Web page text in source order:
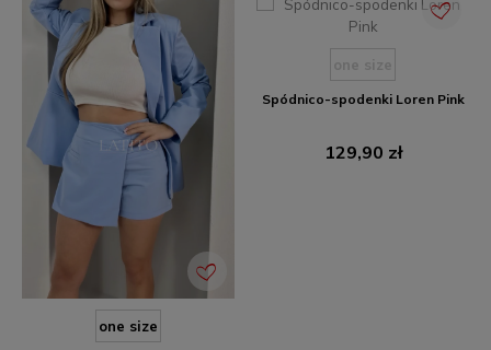
one size
Spódnico-spodenki Loren Pink
129,90 złCena